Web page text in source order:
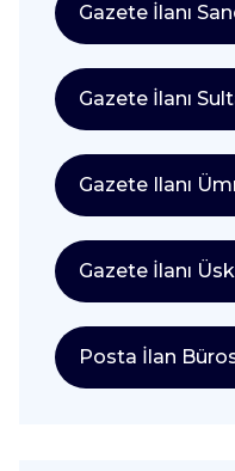
Gazete İlanı
Gazete İlanı
Gazete Ilanı
Gazete İlanı
Posta İlan